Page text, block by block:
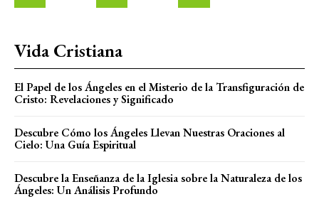
Vida Cristiana
El Papel de los Ángeles en el Misterio de la Transfiguración de
Cristo: Revelaciones y Significado
Descubre Cómo los Ángeles Llevan Nuestras Oraciones al
Cielo: Una Guía Espiritual
Descubre la Enseñanza de la Iglesia sobre la Naturaleza de los
Ángeles: Un Análisis Profundo